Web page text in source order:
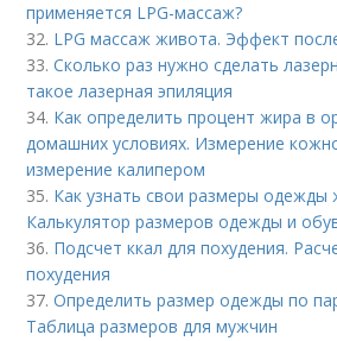
применяется LPG-массаж?
32. LPG массаж живота. Эффект
33.Сколько раз нужно сделать
такое лазерная эпиляция
34. Как определить процент жира в
домашних условиях. Измерение
измерение калипером
35. Как узнать свои размеры одежды
Калькулятор размеров одежды и
36. Подсчет ккал для похудения.
похудения
37.Определить размер одежды по
Таблица размеров для мужчин